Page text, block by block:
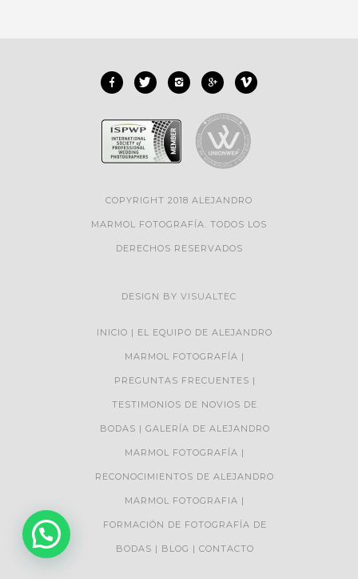
COPYRIGHT 2018 ALEJANDRO
MARMOL FOTOGRAFÍA. TODOS LOS
DERECHOS RESERVADOS
DESIGN BY VISUALTEC
INICIO EL EQUIPO DE ALEJANDRO
MARMOL FOTOGRAFÍA
PREGUNTAS FRECUENTES
TESTIMONIOS DE NOVIOS DE
BODAS GALERÍA DE ALEJANDRO
MARMOL FOTOGRAFÍA
RECONOCIMIENTOS DE ALEJANDRO
MARMOL FOTOGRAFIA
FORMACIÓN DE FOTOGRAFÍA DE
BODAS BLOG CONTACTO